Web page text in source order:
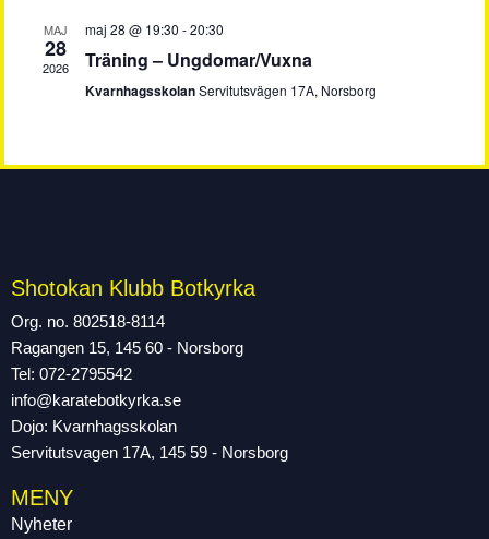
MAJ
28
2026
maj 28 @ 19:30 -20:30
Träning – Ungdomar/Vuxna
KvarnhagsskolanServitutsvägen 17A, Norsborg
Shotokan Klubb Botkyrka
Org. no. 802518-8114
Ragangen 15, 145 60 - Norsborg
Tel: 072-2795542
info@karatebotkyrka.se
Dojo: Kvarnhagsskolan
Servitutsvagen 17A, 145 59 - Norsborg
MENY
Nyheter